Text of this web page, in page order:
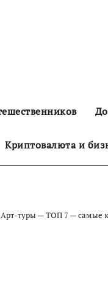
Криптовалюта и
Арт-туры — ТОП 7 — самые